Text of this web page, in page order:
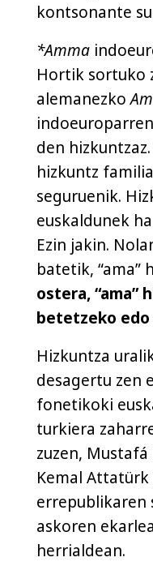
kontsonante
*Amma
Hortik sortuko
alemanezko
den
hizkuntz
seguruenik.
euskaldunek
Ezin jakin.
batetik,
ostera, “ama”
betetzeko edo
Hizkuntza
desagertu zen
fonetikoki
turkiera
zuzen,
Kemal
errepublikaren
askoren
herrialdean.